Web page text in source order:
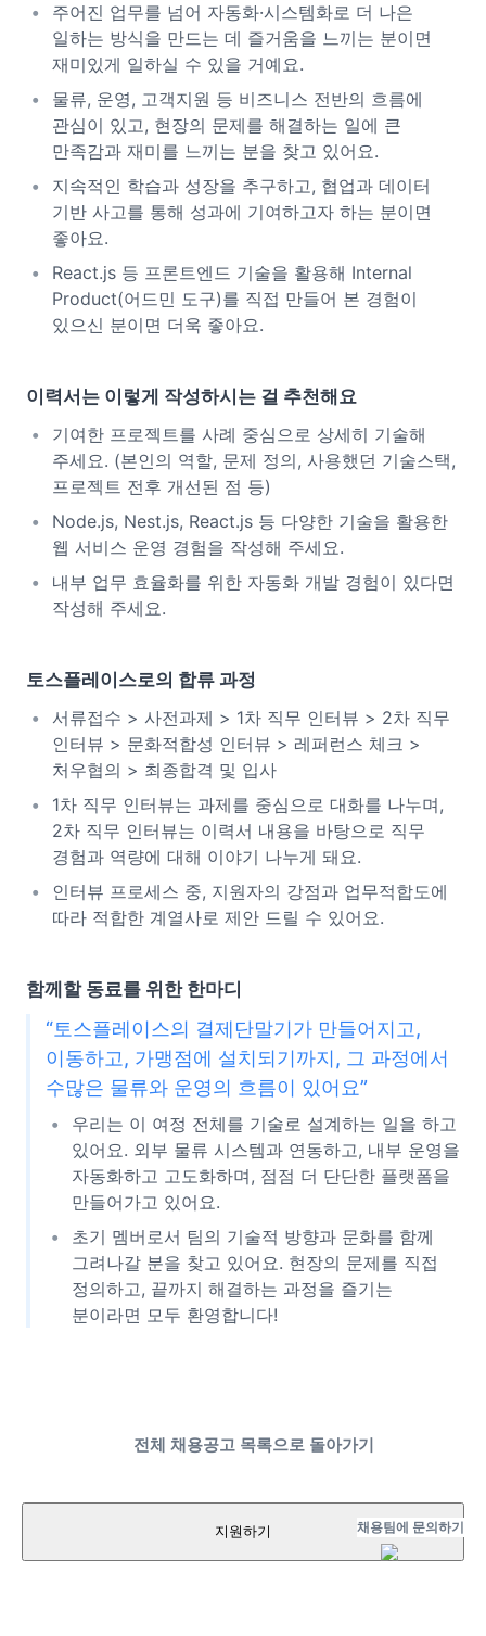
주어진 업무를 넘어 자동화·시스템화로 더 나은
일하는 방식을 만드는 데 즐거움을 느끼는 분이면
재미있게 일하실 수 있을 거예요.
물류, 운영, 고객지원 등 비즈니스 전반의 흐름에
관심이 있고, 현장의 문제를 해결하는 일에 큰
만족감과 재미를 느끼는 분을 찾고 있어요.
지속적인 학습과 성장을 추구하고, 협업과 데이터
기반 사고를 통해 성과에 기여하고자 하는 분이면
좋아요.
React.js 등 프론트엔드 기술을 활용해 Internal
Product(어드민 도구)를 직접 만들어 본 경험이
있으신 분이면 더욱 좋아요.
이력서는 이렇게 작성하시는 걸 추천해요
기여한 프로젝트를 사례 중심으로 상세히 기술해
주세요. (본인의 역할, 문제 정의, 사용했던 기술스택,
프로젝트 전후 개선된 점 등)
Node.js, Nest.js, React.js 등 다양한 기술을 활용한
웹 서비스 운영 경험을 작성해 주세요.
내부 업무 효율화를 위한 자동화 개발 경험이 있다면
작성해 주세요.
토스플레이스로의 합류 과정
서류접수 > 사전과제 > 1차 직무 인터뷰 > 2차 직무
인터뷰 > 문화적합성 인터뷰 > 레퍼런스 체크 >
처우협의 > 최종합격 및 입사
1차 직무 인터뷰는 과제를 중심으로 대화를 나누며,
2차 직무 인터뷰는 이력서 내용을 바탕으로 직무
경험과 역량에 대해 이야기 나누게 돼요.
인터뷰 프로세스 중, 지원자의 강점과 업무적합도에
따라 적합한 계열사로 제안 드릴 수 있어요.
함께할 동료를 위한 한마디
“토스플레이스의 결제단말기가 만들어지고,
이동하고, 가맹점에 설치되기까지, 그 과정에서
수많은 물류와 운영의 흐름이 있어요”
우리는 이 여정 전체를 기술로 설계하는 일을 하고
있어요. 외부 물류 시스템과 연동하고, 내부 운영을
자동화하고 고도화하며, 점점 더 단단한 플랫폼을
만들어가고 있어요.
초기 멤버로서 팀의 기술적 방향과 문화를 함께
그려나갈 분을 찾고 있어요. 현장의 문제를 직접
정의하고, 끝까지 해결하는 과정을 즐기는
분이라면 모두 환영합니다!
전체 채용공고 목록으로 돌아가기
지원하기 채용팀에 문의하기